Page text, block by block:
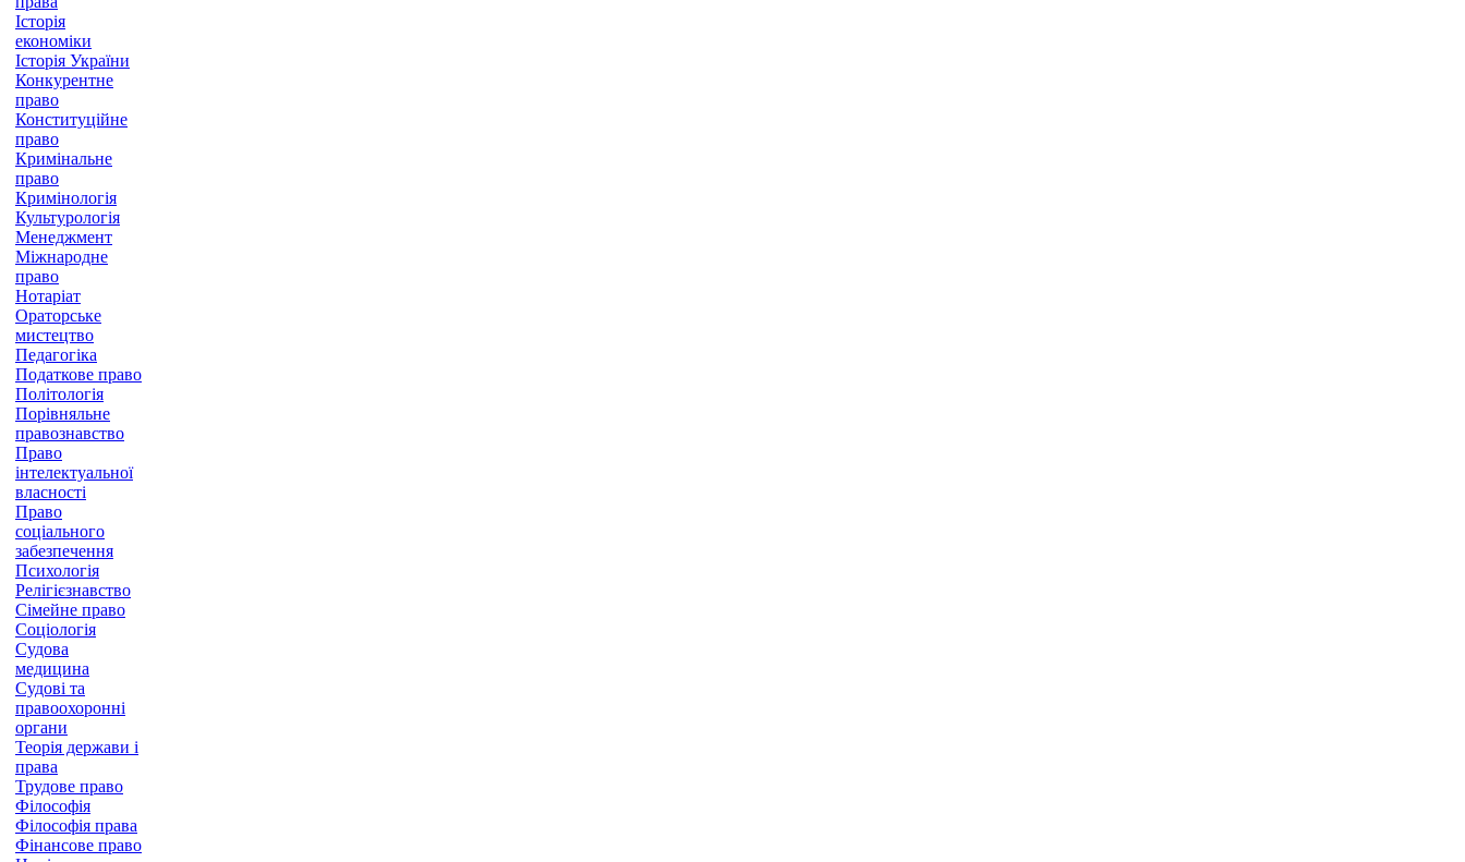
Історія
економіки
Історія України
Конкурентне
право
Конституційне
право
Кримінальне
право
Кримінологія
Культурологія
Менеджмент
Міжнародне
право
Нотаріат
Ораторське
мистецтво
Педагогіка
Податкове право
Політологія
Порівняльне
правознавство
Право
інтелектуальної
власності
Право
соціального
забезпечення
Психологія
Релігієзнавство
Сімейне право
Соціологія
Судова
медицина
Судові та
правоохоронні
органи
Теорія держави і
права
Трудове право
Філософія
Філософія права
Фінансове право